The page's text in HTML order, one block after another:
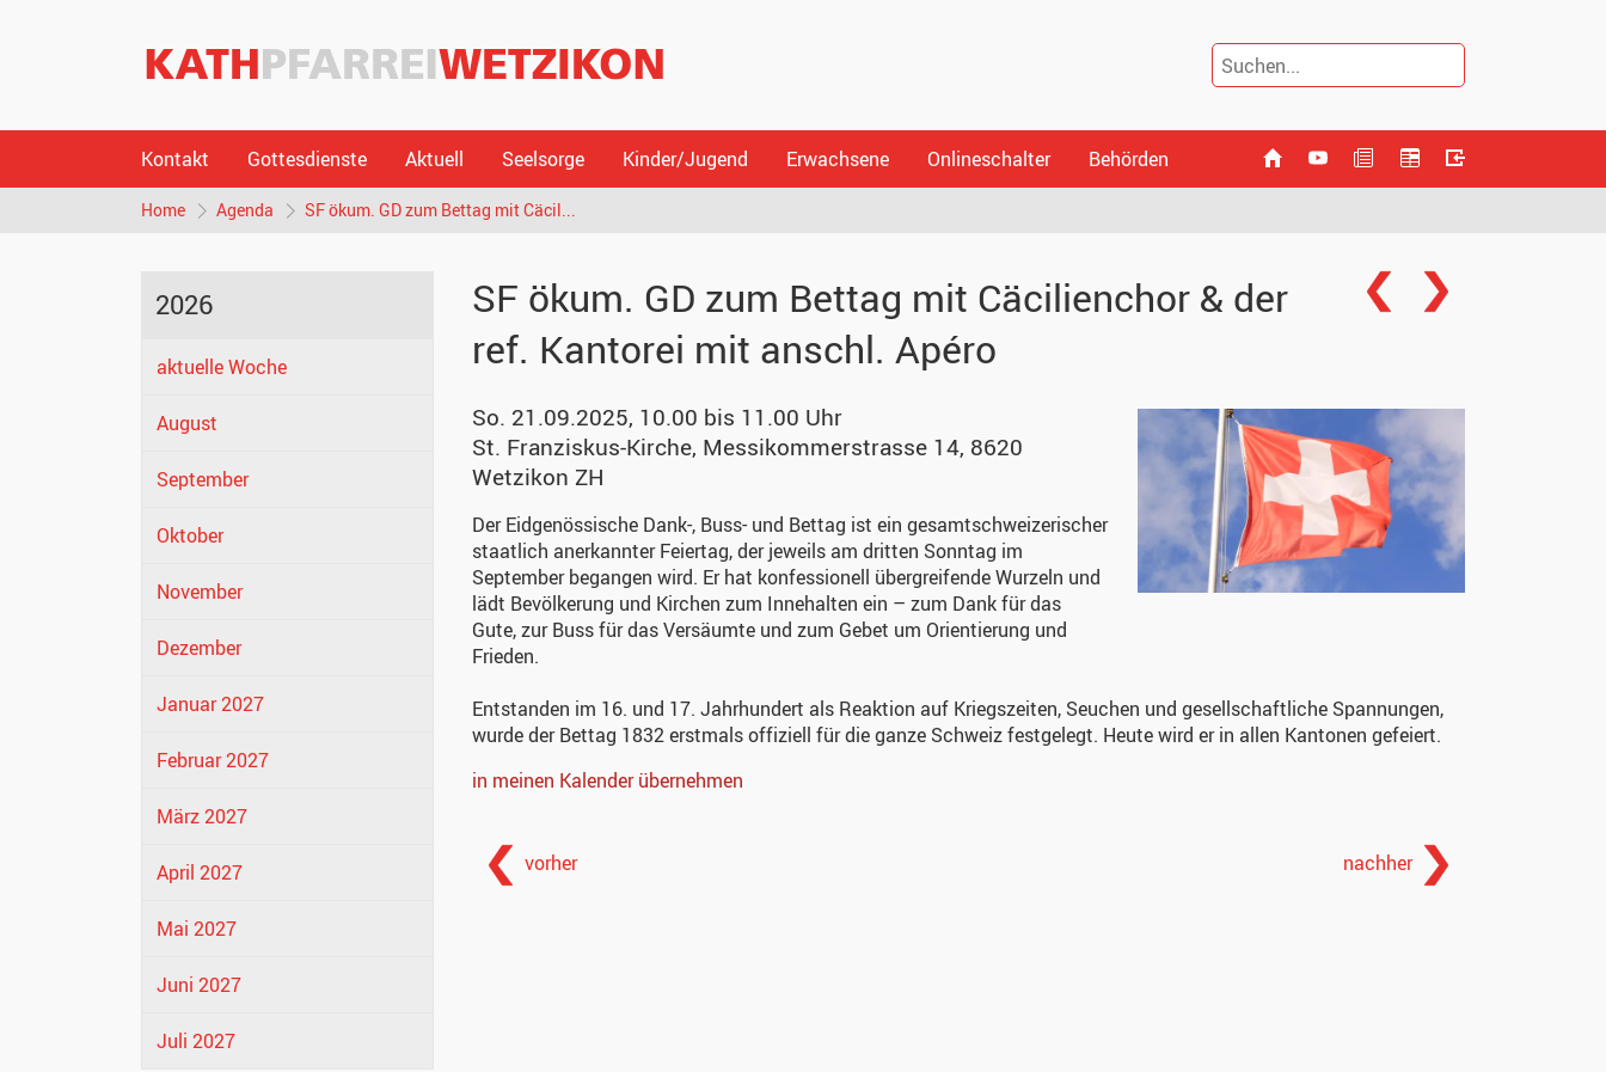
Kontakt Gottesdienste Aktuell Seelsorge Kinder/Jugend Erwachsene Onlineschalter Behörden
Home Agenda SF ökum. GD zum Bettag mit Cäcil...
2026
aktuelle Woche
August
September
Oktober
November
Dezember
Januar 2027
Februar 2027
März 2027
April 2027
Mai 2027
Juni 2027
Juli 2027
SF ökum. GD zum Bettag mit Cäcilienchor & der
ref. Kantorei mit anschl. Apéro
So. 21.09.2025, 10.00 bis 11.00 Uhr
St. Franziskus-Kirche, Messikommerstrasse 14, 8620
Wetzikon ZH
Der Eidgenössische Dank-, Buss- und Bettag ist ein gesamtschweizerischer
staatlich anerkannter Feiertag, der jeweils am dritten Sonntag im
September begangen wird. Er hat konfessionell übergreifende Wurzeln und
lädt Bevölkerung und Kirchen zum Innehalten ein – zum Dank für das
Gute, zur Buss für das Versäumte und zum Gebet um Orientierung und
Frieden.
Entstanden im 16. und 17. Jahrhundert als Reaktion auf Kriegszeiten, Seuchen und gesellschaftliche Spannungen,
wurde der Bettag 1832 erstmals offiziell für die ganze Schweiz festgelegt. Heute wird er in allen Kantonen gefeiert.
in meinen Kalender übernehmen
vorher nachher